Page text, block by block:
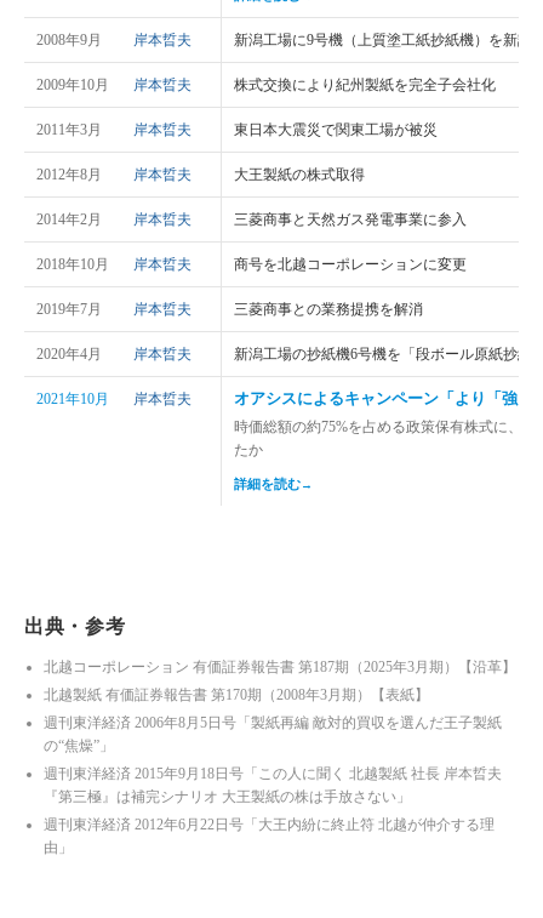
2008年9月 岸本晢夫 新潟工場に9号機（上質塗工紙抄紙機）を新設
2009年10月 岸本晢夫 株式交換により紀州製紙を完全子会社化
2011年3月 岸本晢夫 東日本大震災で関東工場が被災
2012年8月 岸本晢夫 大王製紙の株式取得
2014年2月 岸本晢夫 三菱商事と天然ガス発電事業に参入
2018年10月 岸本晢夫 商号を北越コーポレーションに変更
2019年7月 岸本晢夫 三菱商事との業務提携を解消
2020年4月 岸本晢夫 新潟工場の抄紙機6号機を「段ボール原紙抄紙
2021年10月 岸本晢夫 オアシスによるキャンペーン「より「強い
時価総額の約75%を占める政策保有株式に、
たか
詳細を読む→
出典・参考
北越コーポレーション 有価証券報告書 第187期（2025年3月期）【沿革】
北越製紙 有価証券報告書 第170期（2008年3月期）【表紙】
週刊東洋経済 2006年8月5日号「製紙再編 敵対的買収を選んだ王子製紙
の“焦燥”」
週刊東洋経済 2015年9月18日号「この人に聞く 北越製紙 社長 岸本晢夫
『第三極』は補完シナリオ 大王製紙の株は手放さない」
週刊東洋経済 2012年6月22日号「大王内紛に終止符 北越が仲介する理
由」